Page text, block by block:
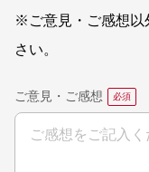
※ご意見・ご感想以
さい。
ご意見・ご感想